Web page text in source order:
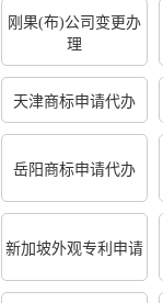
刚果(布)公司变更办
理
天津商标申请代办
岳阳商标申请代办
新加坡外观专利申请